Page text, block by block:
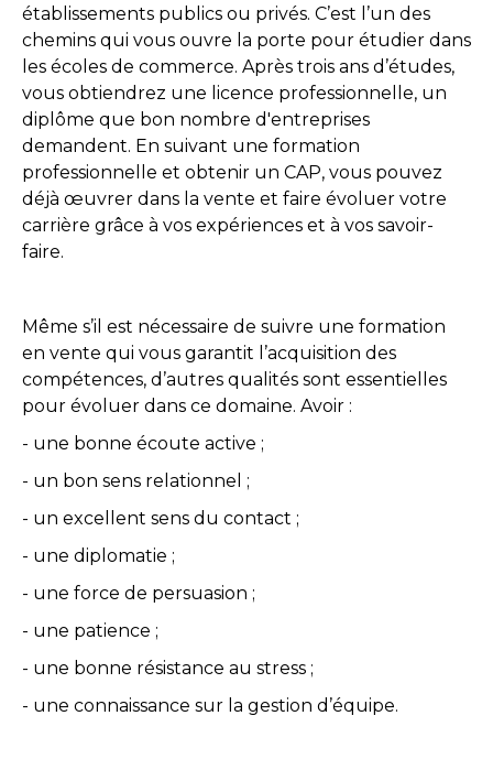
établissements publics ou privés. C’est l’un des
chemins qui vous ouvre la porte pour étudier dans
les écoles de commerce. Après trois ans d’études,
vous obtiendrez une licence professionnelle, un
diplôme que bon nombre d'entreprises
demandent. En suivant une formation
professionnelle et obtenir un CAP, vous pouvez
déjà œuvrer dans la vente et faire évoluer votre
carrière grâce à vos expériences et à vos savoir-
faire.
Même s’il est nécessaire de suivre une formation
en vente qui vous garantit l’acquisition des
compétences, d’autres qualités sont essentielles
pour évoluer dans ce domaine. Avoir :
- une bonne écoute active ;
- un bon sens relationnel ;
- un excellent sens du contact ;
- une diplomatie ;
- une force de persuasion ;
- une patience ;
- une bonne résistance au stress ;
- une connaissance sur la gestion d’équipe.